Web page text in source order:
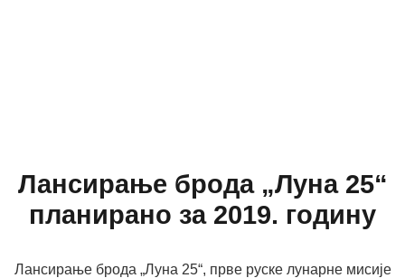
Лансирање брода „Луна 25“
планирано за 2019. годину
Лансирање брода „Луна 25“, прве руске лунарне мисије